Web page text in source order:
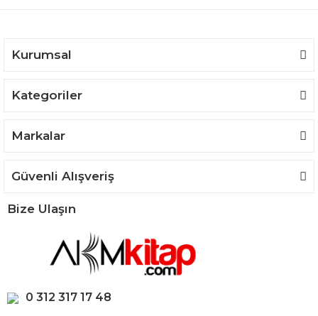
Kurumsal
Kategoriler
Markalar
Güvenli Alışveriş
Bize Ulaşın
0 312 317 17 48